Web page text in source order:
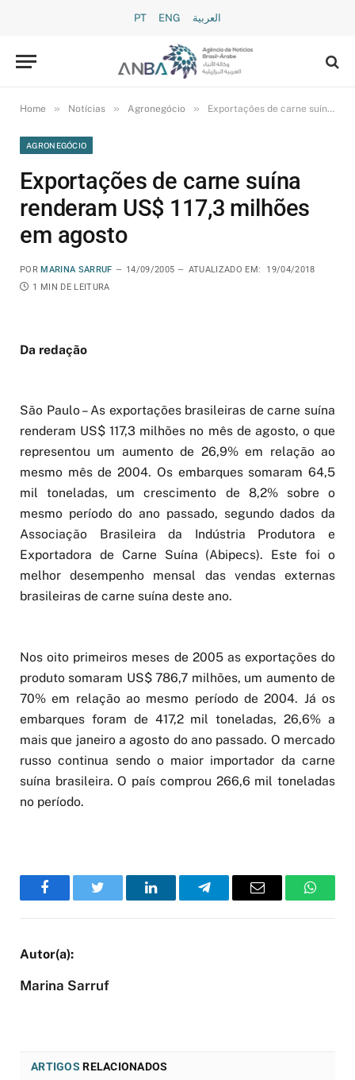
PT ENG العربية
Home » Notícias » Agronegócio » Exportações de carne suína renderam US$ 117,3 milhões em agosto
AGRONEGÓCIO
Exportações de carne suína
renderam US$ 117,3 milhões
em agosto
POR MARINA SARRUF 14/09/2005 ATUALIZADO EM:
19/04/2018
1 MIN DE LEITURA
Da redação
São Paulo – As exportações brasileiras de carne suína
renderam US$ 117,3 milhões no mês de agosto, o que
representou um aumento de 26,9% em relação ao
mesmo mês de 2004. Os embarques somaram 64,5
mil toneladas, um crescimento de 8,2% sobre o
mesmo período do ano passado, segundo dados da
Associação Brasileira da Indústria Produtora e
Exportadora de Carne Suína (Abipecs). Este foi o
melhor desempenho mensal das vendas externas
brasileiras de carne suína deste ano.
Nos oito primeiros meses de 2005 as exportações do
produto somaram US$ 786,7 milhões, um aumento de
70% em relação ao mesmo período de 2004. Já os
embarques foram de 417,2 mil toneladas, 26,6% a
mais que janeiro a agosto do ano passado. O mercado
russo continua sendo o maior importador da carne
suína brasileira. O país comprou 266,6 mil toneladas
no período.
FacebookTwitter LinkedInTelegramEmail
Marina Sarruf
ARTIGOS RELACIONADOS